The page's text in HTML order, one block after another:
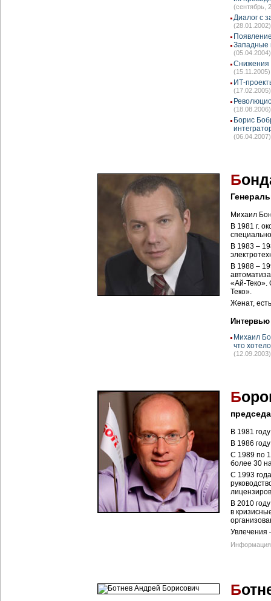
(сентябрь,
Диалог с
(28.01.2002)
Западные
(05.04.2004)
Снижения
(15.11.2005)
ИТ-
(17.02.2005)
(18.08.2006)
Борис
(06.04.2007)
Б
Михаил
В 1981 г.
В 1983 –
В 1988 –
«Ай-Теко».
Теко».
Женат,
Интервью
Михаил
что
(12.09.2003)
Б
В 1981
В 1986
С 1989 по
более 30
С 1993
В 2010
в
Увлечения
Информация
Б